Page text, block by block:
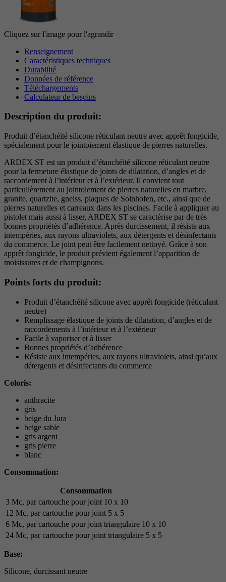
Cliquez sur l'image pour l'agrandir
Renseignement
Caractéristiques techniques
Durabilité
Données de référence
Téléchargements
Calculateur de besoins
Description du produit:
Produit d’étanchéité silicone réticulant neutre avec apprêt fongicide,
spécialement pour le jointoiement élastique de pierres naturelles.
ARDEX ST est un produit d’étanchéité silicone réticulant neutre
pour la fermeture élastique de joints de dilatation, d’angles et de
raccordement à l’intérieur et à l’extérieur. Il convient tout
particulièrement au jointoiement de pierres naturelles en marbre,
granite, quartzite, gneiss, plaques de Solnhofen, etc., ainsi que de
pierres naturelles et carreaux dans les piscines. Facile à appliquer au
pistolet mais aussi à lisser, ARDEX ST se caractérise par de très
bonnes propriétés d’adhérence. Après durcissement, il résiste aux
intempéries, aux rayons ultraviolets, aux détergents et désinfectants
du commerce. Le joint peut être facilement nettoyé. Grâce à son
apprêt fongicide, le produit prévient également l’apparition de
moisissures et de champignons.
Points forts du produit:
Produit d’étanchéité silicone avec apprêt fongicide (réticulant
neutre)
Remplissage élastique de joints de dilatation, d’angles et de
raccordements à l’intérieur et à l’extérieur
Facile à vaporiser et à lisser
Bonnes propriétés d’adhérence
Résiste aux intempéries, aux rayons ultraviolets, ainsi qu’aux
détergents et désinfectants du commerce
Coloris:
anthracite
gris
beige du Jura
beige sable
gris argent
gris pierre
blanc
Consommation:
Consommation
3 Mc, par cartouche pour joint 10 x 10
12 Mc, par cartouche pour joint 5 x 5
6 Mc, par cartouche pour joint triangulaire 10 x 10
24 Mc, par cartouche pour joint triangulaire 5 x 5
Base:
Silicone, durcissant neutre